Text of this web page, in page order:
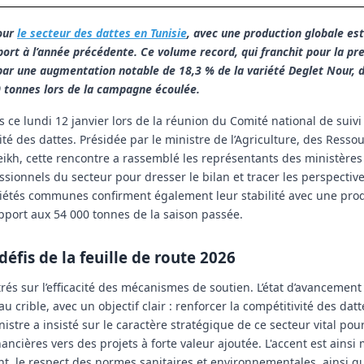
le secteur des dattes en Tunisie, avec une production globale
à l’année précédente. Ce volume record, qui franchit pour la
une augmentation notable de 18,3 % de la variété Deglet Nour,
lors de la campagne écoulée.
ce lundi 12 janvier lors de la réunion du Comité national de suivi
des dattes. Présidée par le ministre de l’Agriculture, des
cette rencontre a rassemblé les représentants des
du secteur pour dresser le bilan et tracer les
communes confirment également leur stabilité avec une
aux 54 000 tonnes de la saison passée.
de la feuille de route 2026
sur l’efficacité des mécanismes de soutien. L’état
crible, avec un objectif clair : renforcer la compétitivité des
a insisté sur le caractère stratégique de ce secteur vital pour
vers des projets à forte valeur ajoutée. L'accent est ainsi